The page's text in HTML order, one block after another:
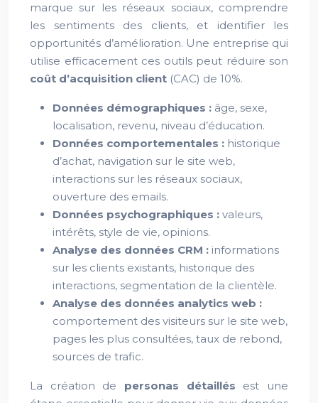
marque sur les réseaux sociaux, comprendre
les sentiments des clients, et identifier les
opportunités d’amélioration. Une entreprise qui
utilise efficacement ces outils peut réduire son
coût d’acquisition client (CAC) de 10%.
Données démographiques : âge, sexe,
localisation, revenu, niveau d’éducation.
Données comportementales : historique
d’achat, navigation sur le site web,
interactions sur les réseaux sociaux,
ouverture des emails.
Données psychographiques : valeurs,
intérêts, style de vie, opinions.
Analyse des données CRM : informations
sur les clients existants, historique des
interactions, segmentation de la clientèle.
Analyse des données analytics web :
comportement des visiteurs sur le site web,
pages les plus consultées, taux de rebond,
sources de trafic.
La création de personas détaillés est une